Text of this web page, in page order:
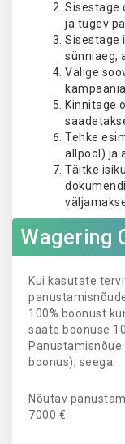
Sisestage
ja tugev
Sisestage
sünniaeg,
Valige
Kinnitage
Tehke
allpool) ja
Täitke
Wagering
Kui kasutate
100% boonust
saate boonuse
boonus), seega:
Nõutav
7000 €.